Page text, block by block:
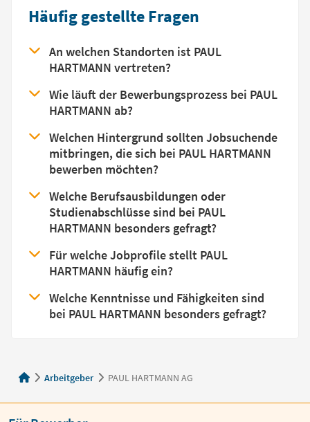
Häufig gestellte Fragen
An welchen Standorten ist PAUL
HARTMANN vertreten?
Wie läuft der Bewerbungsprozess bei PAUL
HARTMANN ab?
Welchen Hintergrund sollten Jobsuchende
mitbringen, die sich bei PAUL HARTMANN
bewerben möchten?
Welche Berufsausbildungen oder
Studienabschlüsse sind bei PAUL
HARTMANN besonders gefragt?
Für welche Jobprofile stellt PAUL
HARTMANN häufig ein?
Welche Kenntnisse und Fähigkeiten sind
bei PAUL HARTMANN besonders gefragt?
Arbeitgeber PAUL HARTMANN AG